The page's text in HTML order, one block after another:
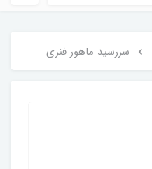
سررسید ماهور فنری